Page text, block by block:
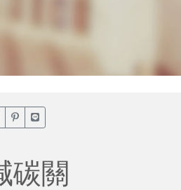
書分享(另開新視窗)
噗浪分享(另開新視窗)
Line分享(另開新視窗)
碳關